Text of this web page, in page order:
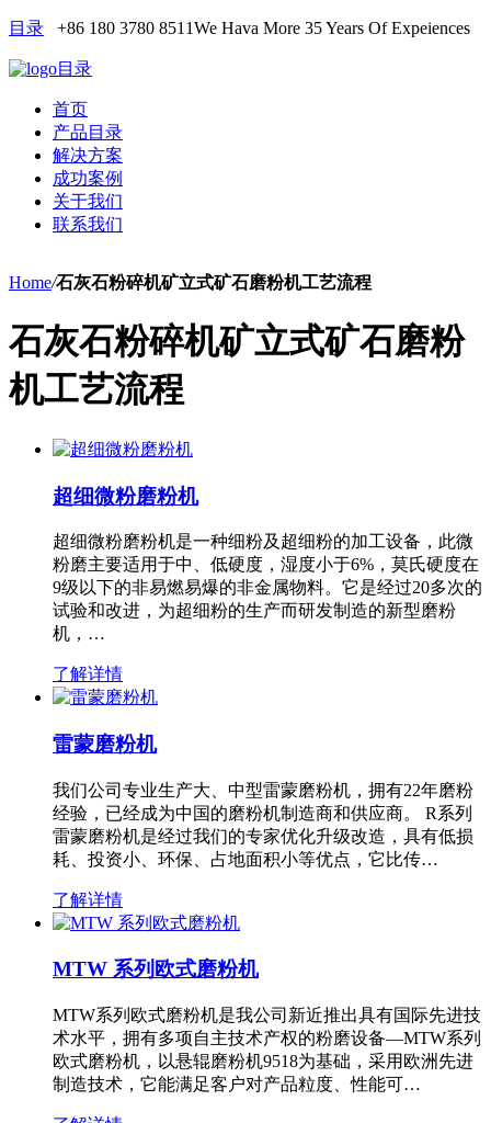
目录 +86 180 3780 8511We Hava More 35 Years Of Expeiences
目录
首页
产品目录
解决方案
成功案例
关于我们
联系我们
Home/石灰石粉碎机矿立式矿石磨粉机工艺流程
石灰石粉碎机矿立式矿石磨粉
机工艺流程
超细微粉磨粉机
超细微粉磨粉机是一种细粉及超细粉的加工设备，此微
粉磨主要适用于中、低硬度，湿度小于6%，莫氏硬度在
9级以下的非易燃易爆的非金属物料。它是经过20多次的
试验和改进，为超细粉的生产而研发制造的新型磨粉
机，…
了解详情
雷蒙磨粉机
我们公司专业生产大、中型雷蒙磨粉机，拥有22年磨粉
经验，已经成为中国的磨粉机制造商和供应商。 R系列
雷蒙磨粉机是经过我们的专家优化升级改造，具有低损
耗、投资小、环保、占地面积小等优点，它比传…
了解详情
MTW 系列欧式磨粉机
MTW系列欧式磨粉机是我公司新近推出具有国际先进技
术水平，拥有多项自主技术产权的粉磨设备—MTW系列
欧式磨粉机，以悬辊磨粉机9518为基础，采用欧洲先进
制造技术，它能满足客户对产品粒度、性能可…